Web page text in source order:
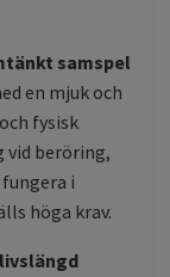
samspel
en mjuk och
fysisk
vid beröring,
i
höga krav.